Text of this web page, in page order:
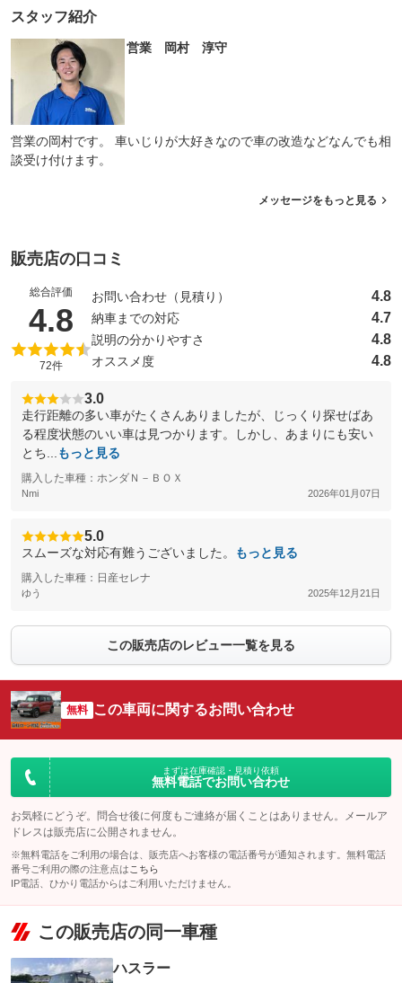
スタッフ紹介
営業 岡村 淳守
営業の岡村です。 車いじりが大好きなので車の改造などなんでも相
談受け付けます。
メッセージをもっと見る
販売店の口コミ
総合評価
4.8 （5点満点中）
72件
お問い合わせ（見積り） 4.8
納車までの対応 4.7
説明の分かりやすさ 4.8
オススメ度 4.8
3.0
走行距離の多い車がたくさんありましたが、じっくり探せばあ
る程度状態のいい車は見つかります。しかし、あまりにも安い
とち...
もっと見る
購入した車種：ホンダＮ－ＢＯＸ
Nmi 2026年01月07日
5.0
スムーズな対応有難うございました。 もっと見る
購入した車種：日産セレナ
ゆう 2025年12月21日
この販売店のレビュー一覧を見る
無料 この車両に関するお問い合わせ
まずは在庫確認・見積り依頼
無料電話でお問い合わせ
お気軽にどうぞ。問合せ後に何度もご連絡が届くことはありません。メールア
ドレスは販売店に公開されません。
※無料電話をご利用の場合は、販売店へお客様の電話番号が通知されます。無料電話
番号ご利用の際の注意点は こちら
IP電話、ひかり電話からはご利用いただけません。
この販売店の同一車種
ハスラー